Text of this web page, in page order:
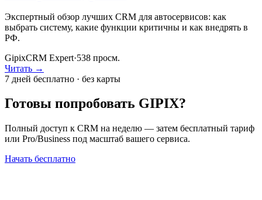
Экспертный обзор лучших CRM для автосервисов: как
выбрать систему, какие функции критичны и как внедрять в
РФ.
GipixCRM Expert·538 просм.
Читать →
7 дней бесплатно · без карты
Готовы попробовать GIPIX?
Полный доступ к CRM на неделю — затем бесплатный тариф
или Pro/Business под масштаб вашего сервиса.
Начать бесплатно